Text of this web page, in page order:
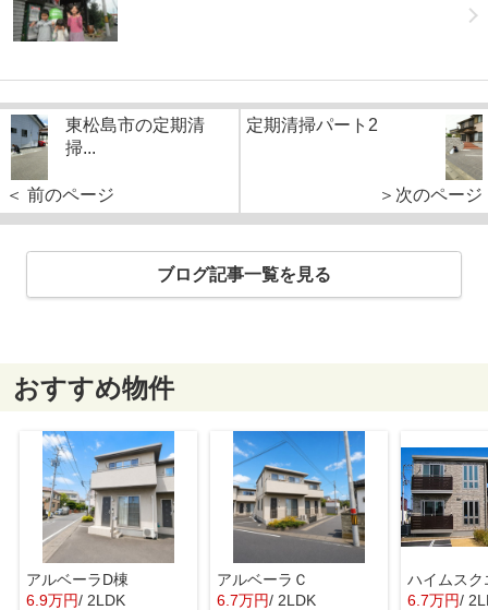
東松島市の定期清
掃...
＜ 前のページ
定期清掃パート2
＞次のページ
ブログ記事一覧を見る
おすすめ物件
アルベーラD棟
6.9万円/ 2LDK
アルベーラＣ
6.7万円/ 2LDK 6.7万円/